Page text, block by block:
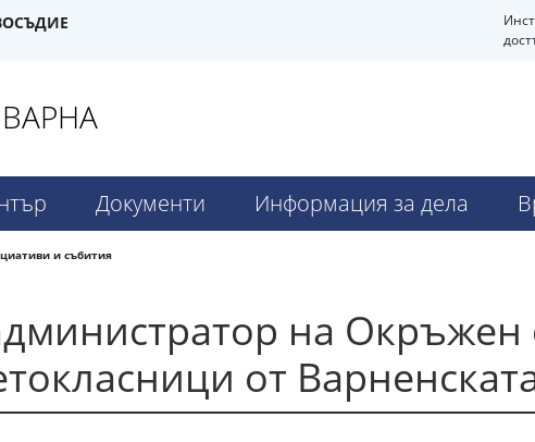
Документи Информация за дела
и събития
на Окръжен
от